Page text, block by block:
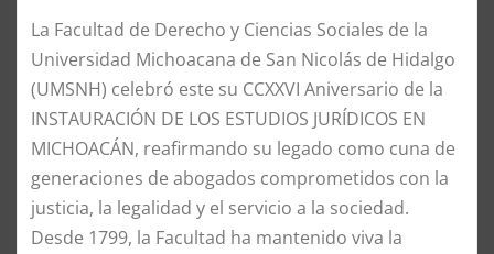
La Facultad de Derecho y Ciencias Sociales de la
Universidad Michoacana de San Nicolás de Hidalgo
(UMSNH) celebró este su CCXXVI Aniversario de la
INSTAURACIÓN DE LOS ESTUDIOS JURÍDICOS EN
MICHOACÁN, reafirmando su legado como cuna de
generaciones de abogados comprometidos con la
justicia, la legalidad y el servicio a la sociedad.
Desde 1799, la Facultad ha mantenido viva la